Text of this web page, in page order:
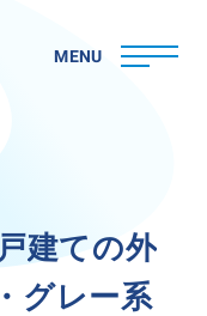
MENU
戸建ての外
・ グレー系